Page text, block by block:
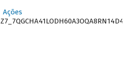
Ações
Z7_7QGCHA41LODH60A3OQA8RN14D4